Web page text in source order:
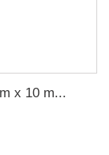
x 10 m...